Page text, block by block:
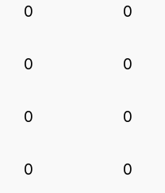
0 0
0 0
0 0
0 0